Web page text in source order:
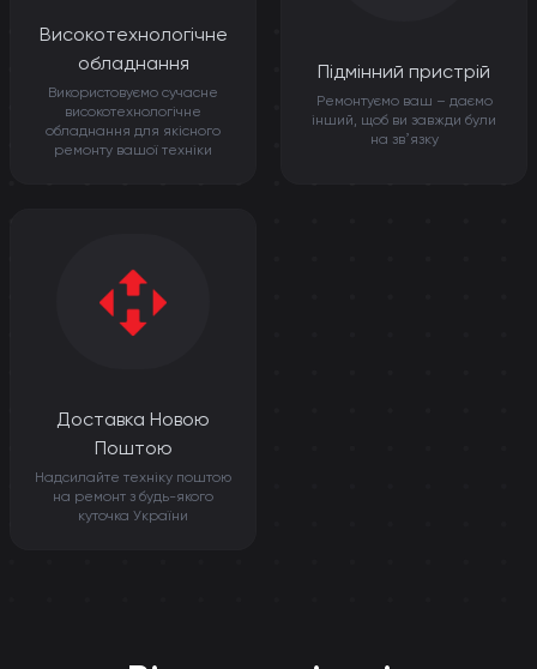
Високотехнологічне
обладнання
Використовуємо сучасне
високотехнологічне
обладнання для якісного
ремонту вашої техніки
Підмінний пристрій
Ремонтуємо ваш – даємо
інший, щоб ви завжди були
на звʼязку
Доставка Новою
Поштою
Надсилайте техніку поштою
на ремонт з будь-якого
куточка України